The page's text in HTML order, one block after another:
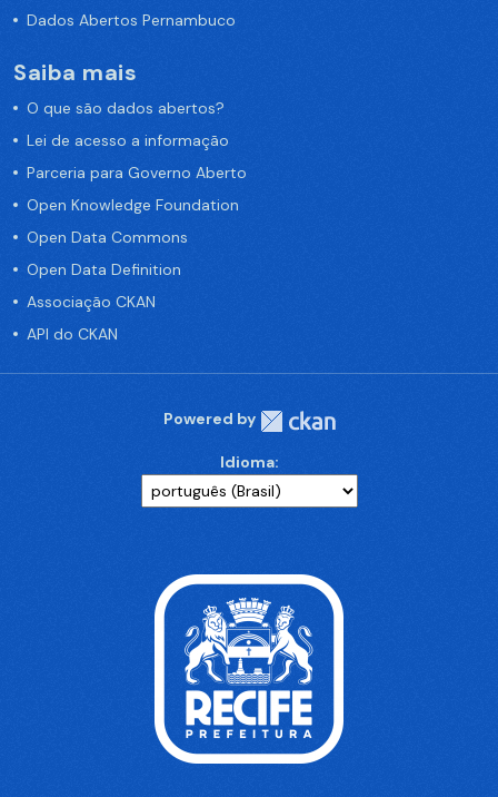
Dados Abertos Pernambuco
Saiba mais
O que são dados abertos?
Lei de acesso a informação
Parceria para Governo Aberto
Open Knowledge Foundation
Open Data Commons
Open Data Definition
Associação CKAN
API do CKAN
Powered by
Idioma